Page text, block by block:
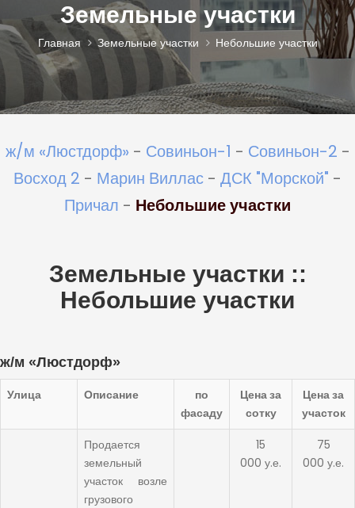
Земельные участки
Главная Земельные участки Небольшие участки
ж/м «Люстдорф»- Совиньон-1 - Совиньон-2 -
Восход 2 - Марин Виллас - ДСК "Морской" -
Причал - Небольшие участки
Земельные участки ::
Небольшие участки
ж/м «Люстдорф»
Улица Описание
по
фасаду
Цена за
сотку
Цена за
участок
Продается
земельный
участок возле
грузового
15
000 у.е.
75
000 у.е.